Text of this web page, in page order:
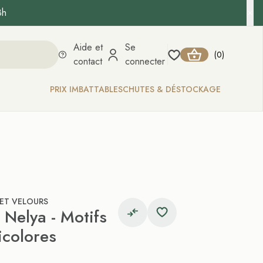
Aide et
contact
Se
connecter
(0)
PRIX IMBATTABLESCHUTES & DÉSTOCKAGE
VELOURS
- Motifs